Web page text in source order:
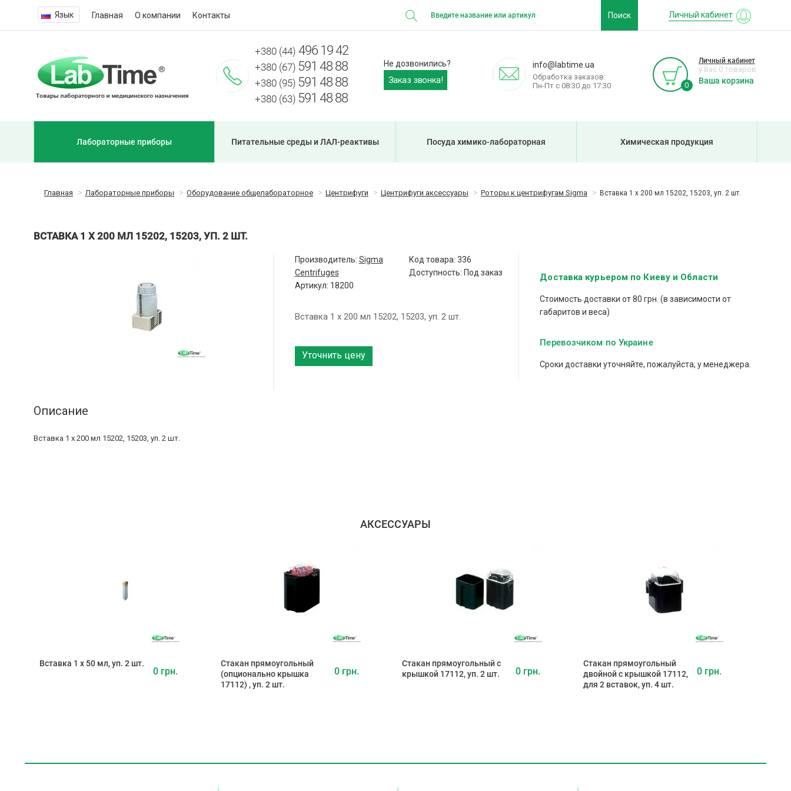
Язык Главная О компании Контакты Поиск Личный кабинет
+380 (44) 496 19 42
+380 (67) 591 48 88
+380 (95) 591 48 88
+380 (63) 591 48 88
Не дозвонились?
Заказ звонка!
info@labtime.ua
Обработка заказов:
Пн-Пт с 08:30 до 17:30
0
Личный кабинет
у Вас 0 товаров
Ваша корзина
Лабораторные приборы Питательные среды и ЛАЛ-реактивы Посуда химико-лабораторная Химическая продукция
Главная Лабораторные приборы Оборудование общелабораторное Центрифуги Центрифуги аксессуары Роторы к центрифугам Sigma Вставка 1 х 200 мл 15202, 15203, уп. 2 шт.
ВСТАВКА 1 Х 200 МЛ 15202, 15203, УП. 2 ШТ.
Производитель: Sigma
Centrifuges
Код товара:336
Доступность: Под заказ
Артикул: 18200
Вставка 1 х 200 мл 15202, 15203, уп. 2 шт.
Уточнить цену
Доставка курьером по Киеву и Области
Стоимость доставки от 80 грн. (в зависимости от
габаритов и веса)
Перевозчиком по Украине
Сроки доставки уточняйте, пожалуйста, у менеджера.
Описание
Вставка 1 х 200 мл 15202, 15203, уп. 2 шт.
АКСЕССУАРЫ
Вставка 1 х 50 мл, уп. 2 шт.
0 грн.
Стакан прямоугольный
(опционально крышка
17112) , уп. 2 шт.
0 грн.
Стакан прямоугольный с
крышкой 17112, уп. 2 шт.
0 грн.
Стакан прямоугольный
двойной с крышкой 17112,
для 2 вставок, уп. 4 шт.
0 грн.